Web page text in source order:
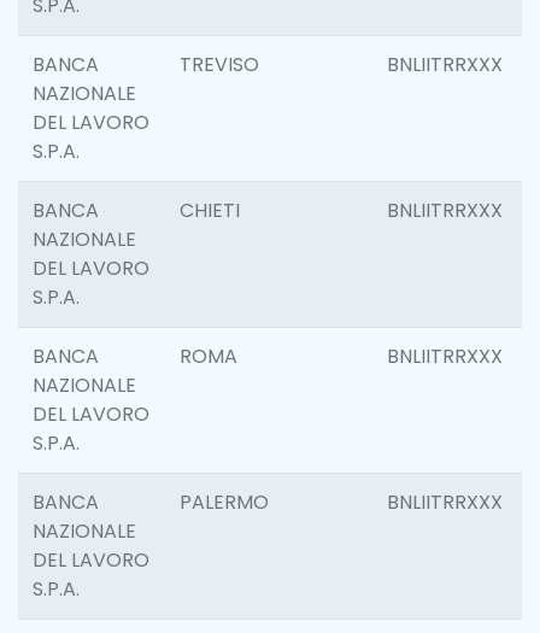
BANCA
NAZIONALE
DEL LAVORO
S.P.A.
TREVISO BNLIITRRXXX
BANCA
NAZIONALE
DEL LAVORO
S.P.A.
CHIETI BNLIITRRXXX
BANCA
NAZIONALE
DEL LAVORO
S.P.A.
ROMA BNLIITRRXXX
BANCA
NAZIONALE
DEL LAVORO
S.P.A.
PALERMO BNLIITRRXXX